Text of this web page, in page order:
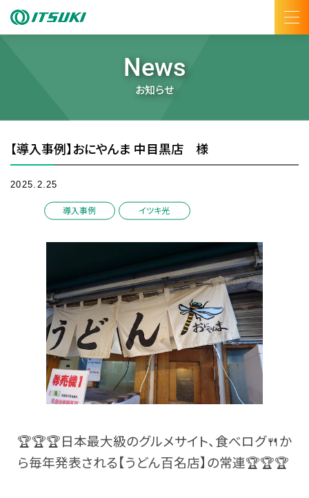
News
お知らせ
【導入事例】おにやんま 中目黒店 様
2025.2.25
導入事例 / イツキ光
🏆🏆🏆日本最大級のグルメサイト、食べログ🍴か
ら毎年発表される【うどん百名店】の常連🏆🏆🏆